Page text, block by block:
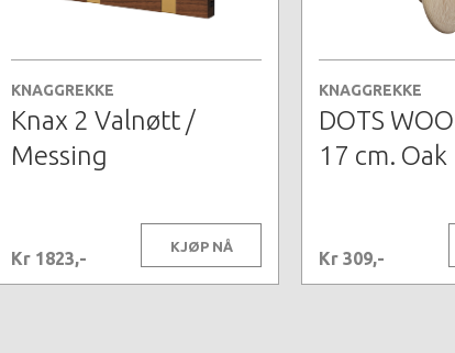
KNAGGREKKE
Knax 2 Valnøtt /
Messing
Kr 1823,-
KJØP NÅ
KNAGGREKKE
DOTS
17 cm. Oak
Kr 309,-